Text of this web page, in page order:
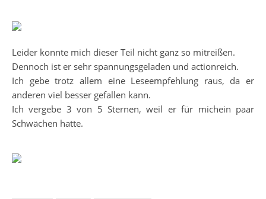
Leider konnte mich dieser Teil nicht ganz so mitreißen.
Dennoch ist er sehr spannungsgeladen und actionreich.
Ich gebe trotz allem eine Leseempfehlung raus, da er
anderen viel besser gefallen kann.
Ich vergebe 3 von 5 Sternen, weil er für michein paar
Schwächen hatte.